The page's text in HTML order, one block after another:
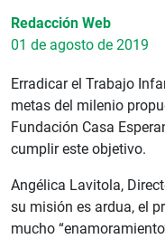
Redacción Web
01 de agosto de 2019
Erradicar el Trabajo
metas del milenio
Fundación Casa
cumplir este objetivo.
Angélica Lavitola,
su misión es ardua, el
mucho